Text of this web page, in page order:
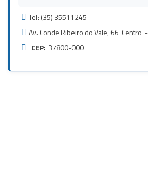
Tel: (35) 35511245
Av. Conde Ribeiro do Vale, 66 Centro -
CEP: 37800-000